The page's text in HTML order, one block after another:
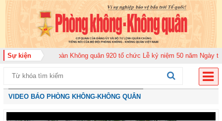
Sự kiện
đoàn Không quân 920 tổ chức Lễ kỷ niệm 50 năm Ngày truyền thống (12-
VIDEO BÁO PHÒNG KHÔNG-KHÔNG QUÂN